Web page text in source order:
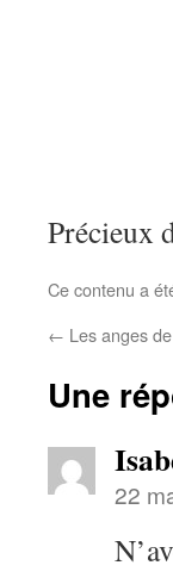
Précieux
Ce contenu a
← Les anges
Une
22